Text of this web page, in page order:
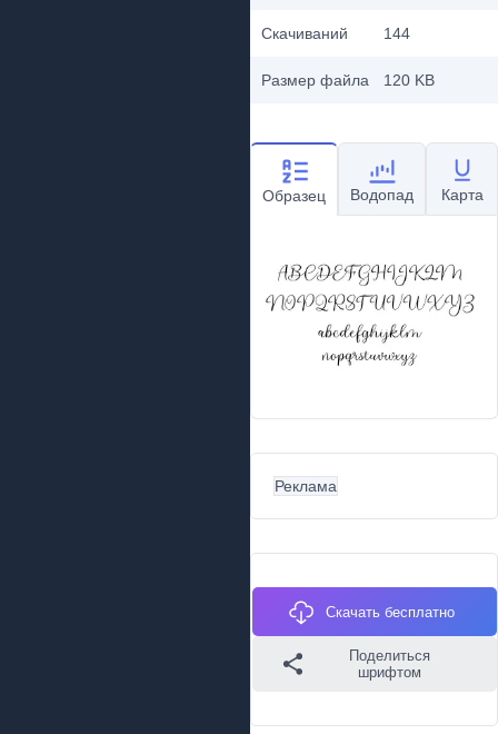
Скачиваний 144
Размер файла 120 KB
Образец Водопад Карта
Реклама
Скачать бесплатно
Поделиться
шрифтом